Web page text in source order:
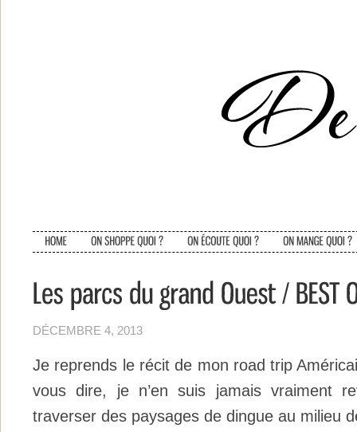
DÉCEMBRE 4, 2013
Je reprends le récit de mon road trip
vous dire, je n’en suis jamais vraiment
traverser des paysages de dingue au milieu